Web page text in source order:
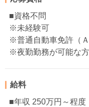
■資格不問
※未経験可
※普通自動車免許（Ａ
※夜勤勤務が可能な
給料
■年収 250万円～程